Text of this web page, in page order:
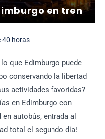
en tren
40 horas
que Edimburgo puede
conservando la libertad
actividades favoridas?
en Edimburgo con
autobús, entrada al
total el segundo día!